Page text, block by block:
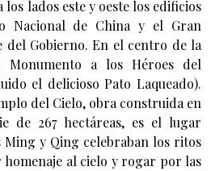
lados este y oeste los edificios
Nacional de China y el Gran
del Gobierno. En el centro de la
Monumento a los Héroes del
el delicioso Pato Laqueado).
del Cielo, obra construida en
de 267 hectáreas, es el lugar
Ming y Qing celebraban los ritos
al cielo y rogar por las